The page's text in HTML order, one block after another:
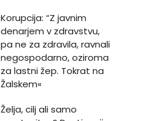
Korupcija: “Z javnim
denarjem v zdravstvu,
pa ne za zdravila, ravnali
negospodarno, oziroma
za lastni žep. Tokrat na
Žalskem«
Želja, cilj ali samo